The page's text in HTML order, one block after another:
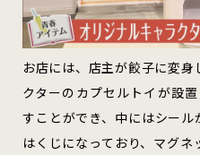
お店には、店主が餃子に変
クターのカプセルトイが設
すことができ、中にはシー
はくじになっており、マグ